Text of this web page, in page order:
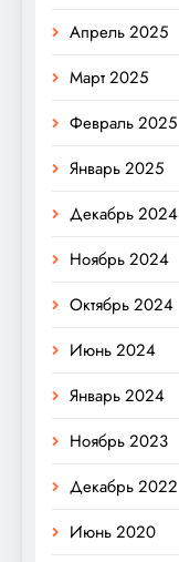
Апрель 2025
Март 2025
Февраль 2025
Январь 2025
Декабрь 2024
Ноябрь 2024
Октябрь 2024
Июнь 2024
Январь 2024
Ноябрь 2023
Декабрь 2022
Июнь 2020